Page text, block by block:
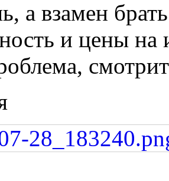
а взамен брать
и цены на